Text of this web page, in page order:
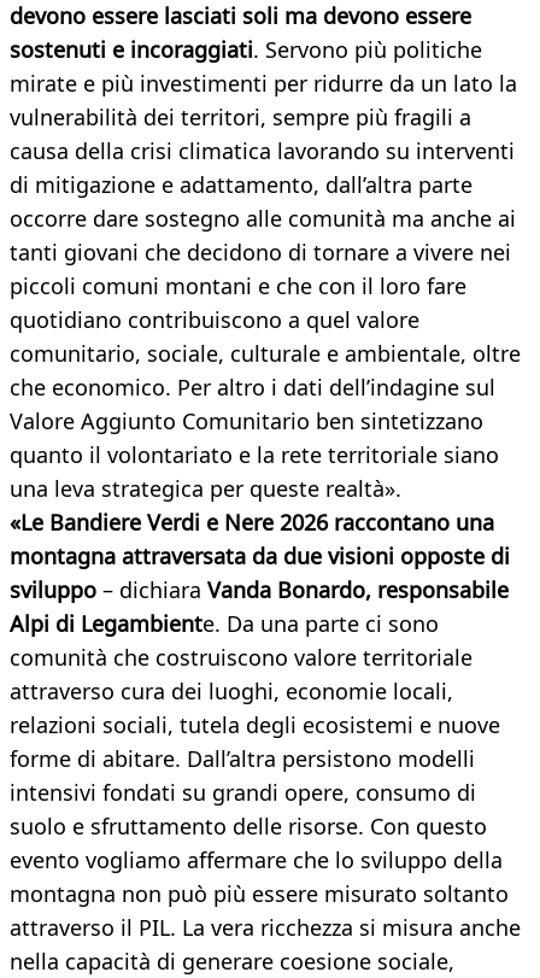
devono essere lasciati soli ma devono essere
sostenuti e incoraggiati. Servono più politiche
mirate e più investimenti per ridurre da un lato la
vulnerabilità dei territori, sempre più fragili a
causa della crisi climatica lavorando su interventi
di mitigazione e adattamento, dall’altra parte
occorre dare sostegno alle comunità ma anche ai
tanti giovani che decidono di tornare a vivere nei
piccoli comuni montani e che con il loro fare
quotidiano contribuiscono a quel valore
comunitario, sociale, culturale e ambientale, oltre
che economico. Per altro i dati dell’indagine sul
Valore Aggiunto Comunitario ben sintetizzano
quanto il volontariato e la rete territoriale siano
una leva strategica per queste realtà».
«Le Bandiere Verdi e Nere 2026 raccontano una
montagna attraversata da due visioni opposte di
sviluppo – dichiara Vanda Bonardo, responsabile
Alpi di Legambiente. Da una parte ci sono
comunità che costruiscono valore territoriale
attraverso cura dei luoghi, economie locali,
relazioni sociali, tutela degli ecosistemi e nuove
forme di abitare. Dall’altra persistono modelli
intensivi fondati su grandi opere, consumo di
suolo e sfruttamento delle risorse. Con questo
evento vogliamo affermare che lo sviluppo della
montagna non può più essere misurato soltanto
attraverso il PIL. La vera ricchezza si misura anche
nella capacità di generare coesione sociale,